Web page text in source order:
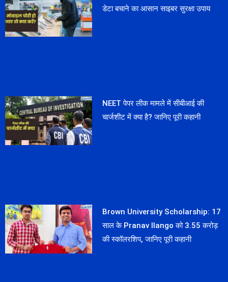
डेटा बचाने का आसान साइबर सुरक्षा उपाय
NEET पेपर लीक मामले में सीबीआई की
चार्जशीट में क्या है? जानिए पूरी कहानी
Brown University Scholarship: 17
साल के Pranav Ilango को 3.55 करोड़
की स्कॉलरशिप, जानिए पूरी कहानी